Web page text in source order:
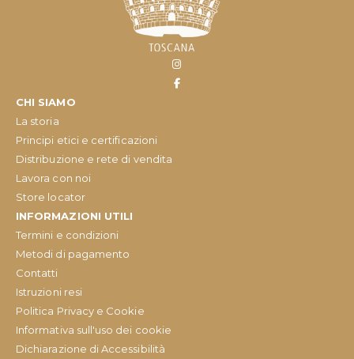
CHI SIAMO
La storia
Principi etici e certificazioni
Distribuzione e rete di vendita
Lavora con noi
Store locator
INFORMAZIONI UTILI
Termini e condizioni
Metodi di pagamento
Contatti
Istruzioni resi
Politica Privacy e Cookie
Informativa sull'uso dei cookie
Dichiarazione di Accessibilità